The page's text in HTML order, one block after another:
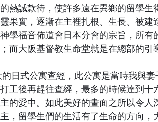
熱誠款待，使許多遠在異鄉的留學生
果實，逐漸在主裡扎根、生長、被建
學福音佈道會日本分會的宗旨，所有
而大阪基督教生命堂就是在總部的引
工後再趕往查經，最多的時候達到十
的愛中。如此美好的畫面之所以令人
，留學生們的生活有了生命的方向，